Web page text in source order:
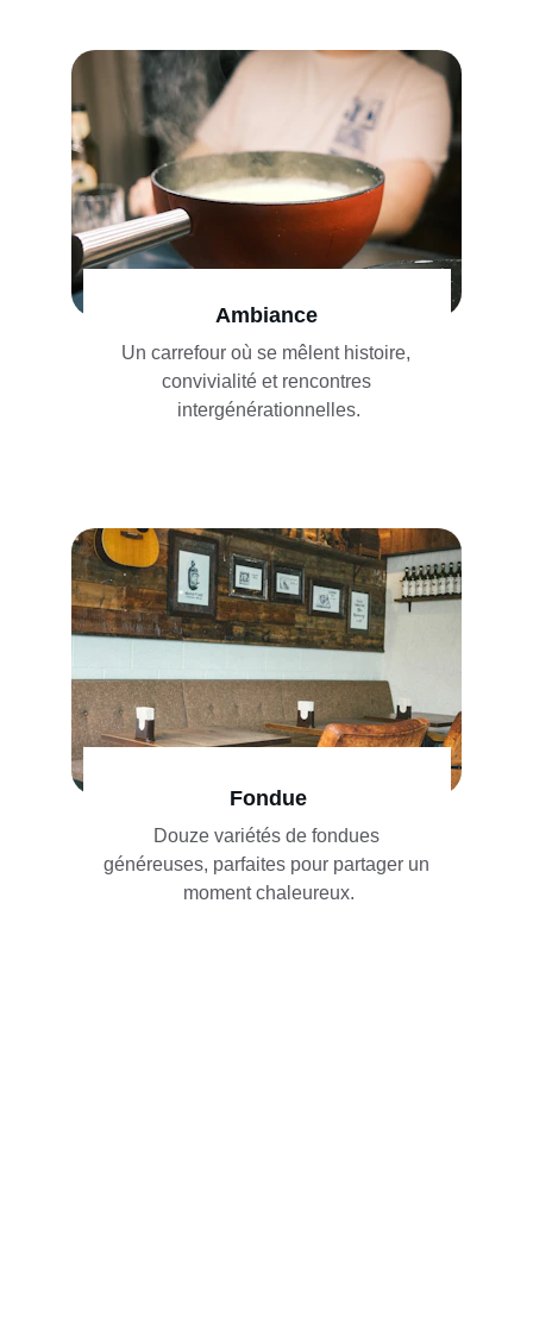
Fondue
Douze variétés de fondues
généreuses, parfaites pour partager un
moment chaleureux.
Ambiance
Un carrefour où se mêlent histoire,
convivialité et rencontres
intergénérationnelles.